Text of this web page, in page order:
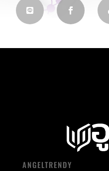
ANGELTRENDY